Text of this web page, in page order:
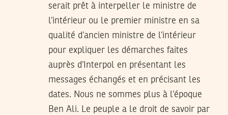
serait prêt à interpeller le ministre de
l’intérieur ou le premier ministre en sa
qualité d’ancien ministre de l’intérieur
pour expliquer les démarches faites
auprès d’Interpol en présentant les
messages échangés et en précisant les
dates. Nous ne sommes plus à l’époque
Ben Ali. Le peuple a le droit de savoir par